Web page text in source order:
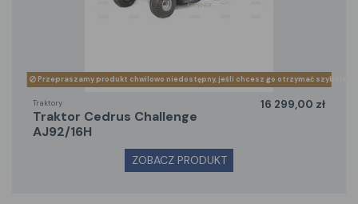
Przepraszamy produkt chwilowo niedostępny, jeśli chcesz go otrzymać szybciej
Traktory
traktor Cedrus Challenge
AJ92/16H
16 299,00 zł
ZOBACZ PRODUKT